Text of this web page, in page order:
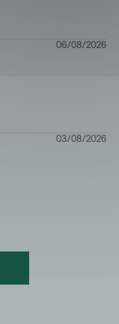
06/08/2026
03/08/2026